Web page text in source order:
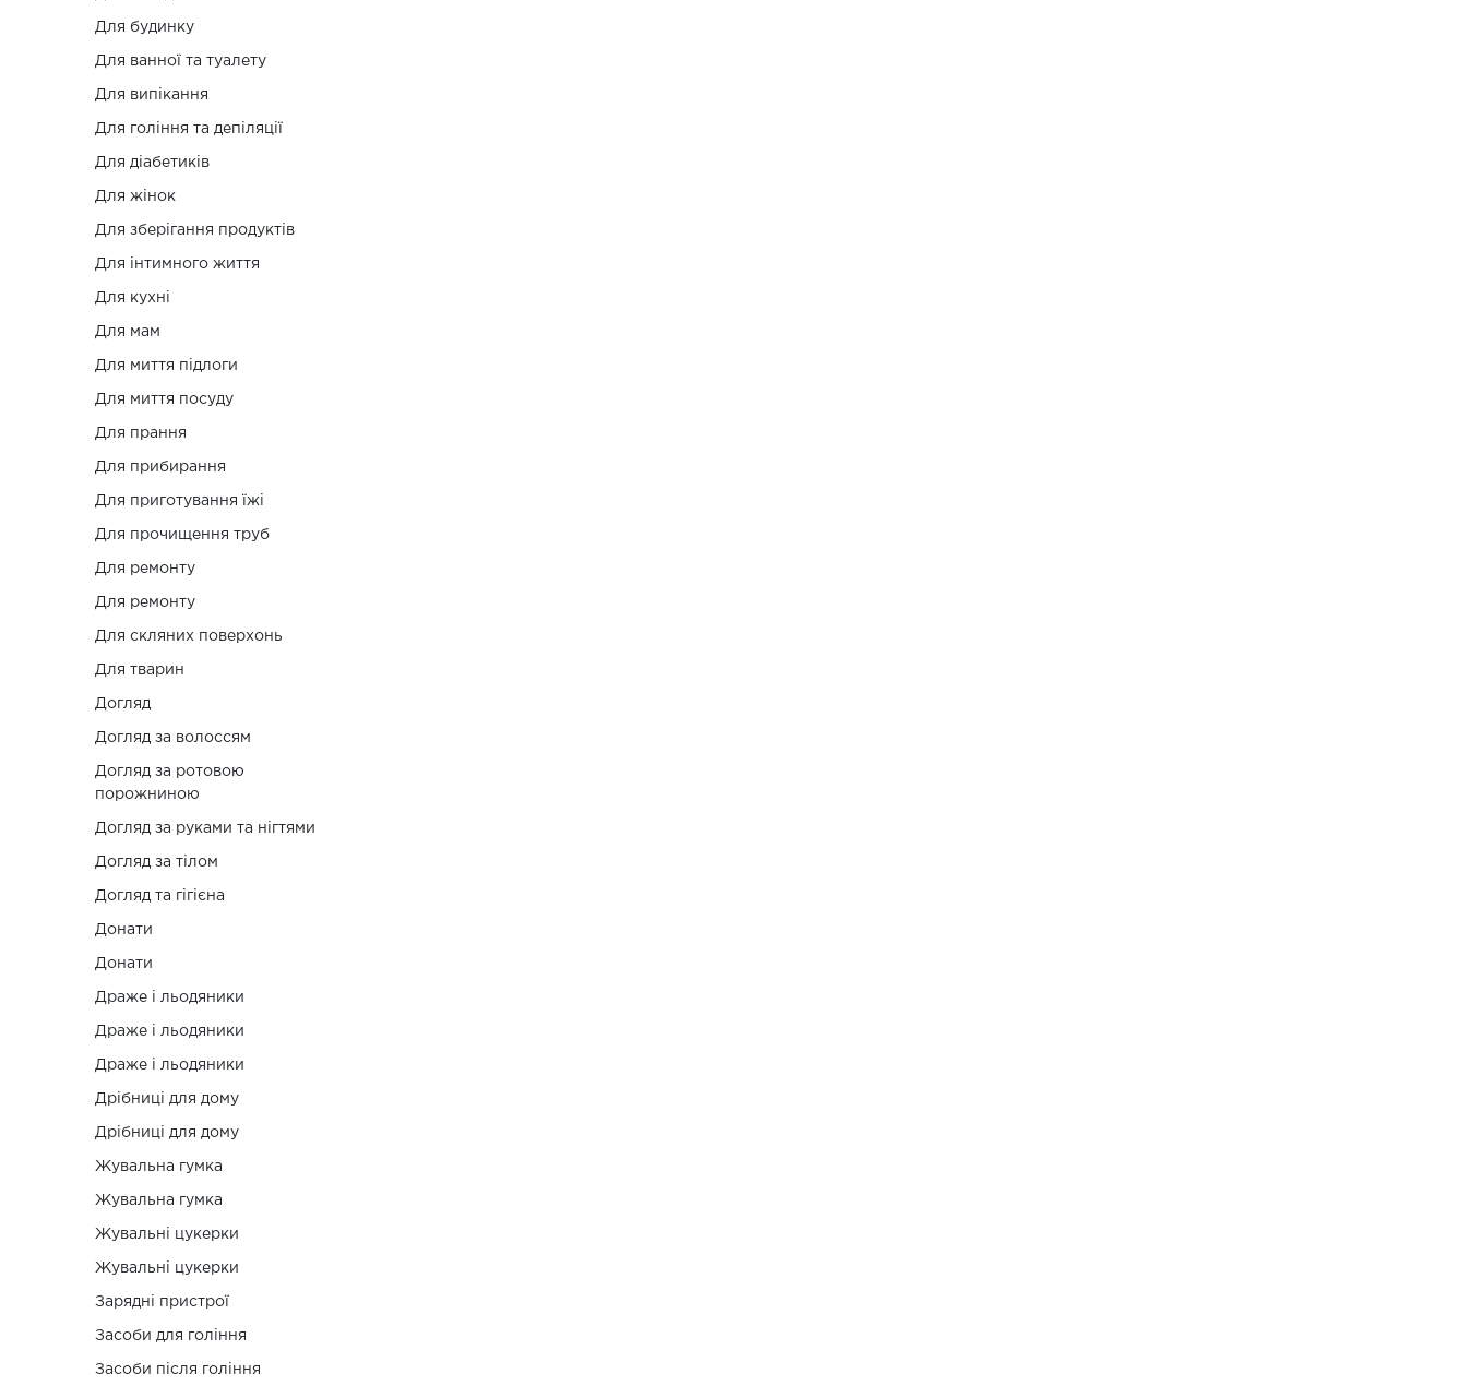
Для будинку
Для ванної та туалету
Для випікання
Для гоління та депіляції
Для діабетиків
Для жінок
Для зберігання продуктів
Для інтимного життя
Для кухні
Для мам
Для миття підлоги
Для миття посуду
Для прання
Для прибирання
Для приготування їжі
Для прочищення труб
Для ремонту
Для ремонту
Для скляних поверхонь
Для тварин
Догляд
Догляд за волоссям
Догляд за ротовою
порожниною
Догляд за руками та нігтями
Догляд за тілом
Догляд та гігієна
Донати
Донати
Драже і льодяники
Драже і льодяники
Драже і льодяники
Дрібниці для дому
Дрібниці для дому
Жувальна гумка
Жувальна гумка
Жувальні цукерки
Жувальні цукерки
Зарядні пристрої
Засоби для гоління
Засоби після гоління